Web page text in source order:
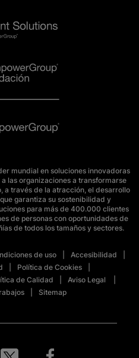
mundial en soluciones innovadoras
las organizaciones a transformarse
a través de la atracción, el desarrollo
garantiza su sostenibilidad y
para más de 400.000 clientes
de personas con oportunidades de
de todos los tamaños y sectores.
de uso
Accesibilidad
Política de Cookies
de Calidad
Aviso Legal
Sitemap